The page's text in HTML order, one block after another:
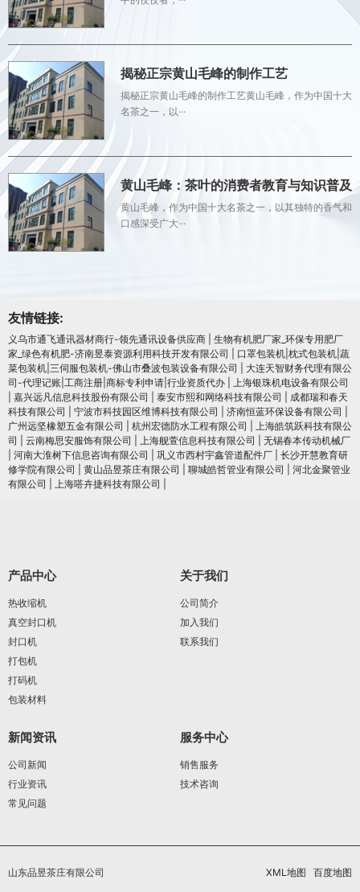
揭秘正宗黄山毛峰的制作工艺
揭秘正宗黄山毛峰的制作工艺黄山毛峰，作为中国十大
名茶之一，以···
黄山毛峰：茶叶的消费者教育与知识普及
黄山毛峰，作为中国十大名茶之一，以其独特的香气和
口感深受广大···
友情链接:
义乌市通飞通讯器材商行-领先通讯设备供应商
生物有机肥厂家_环保专用肥厂
家_绿色有机肥-济南昱泰资源利用科技开发有限公司
口罩包装机|枕式包装机|蔬
菜包装机|三伺服包装机-佛山市叠波包装设备有限公司
大连天智财务代理有限公
司-代理记账|工商注册|商标专利申请|行业资质代办
上海银珠机电设备有限公司
嘉兴远凡信息科技股份有限公司 泰安市熙和网络科技有限公司
成都瑞和春天
科技有限公司
宁波市科技园区维博科技有限公司 济南恒蓝环保设备有限公司
广州远坚橡塑五金有限公司
杭州宏德防水工程有限公司
上海皓筑跃科技有限公
司
云南梅思安服饰有限公司 上海舰萱信息科技有限公司
无锡春本传动机械厂
河南大淮树下信息咨询有限公司 巩义市西村宇鑫管道配件厂
长沙开慧教育研
修学院有限公司
黄山品昱茶庄有限公司 聊城皓哲管业有限公司
河北金聚管业
有限公司
上海嗒卉捷科技有限公司
产品中心
热收缩机
真空封口机
封口机
打包机
打码机
包装材料
关于我们
公司简介
加入我们
联系我们
新闻资讯
公司新闻
行业资讯
常见问题
服务中心
销售服务
技术咨询
山东品昱茶庄有限公司 XML地图 百度地图